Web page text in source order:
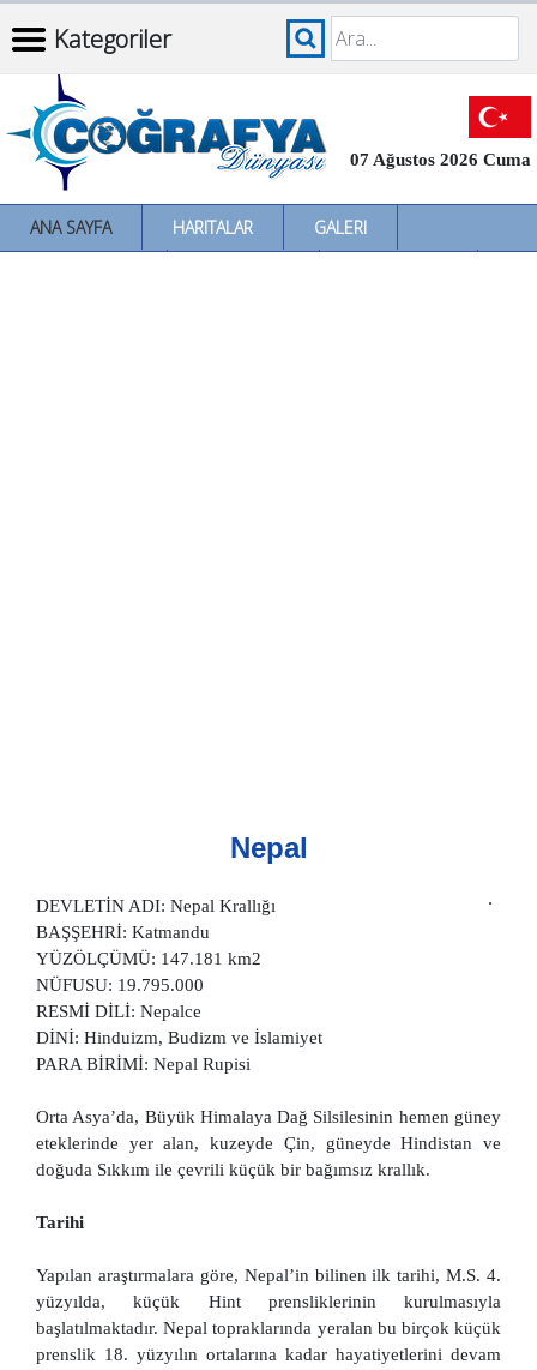
Kategoriler
07 Ağustos 2026 Cuma
ANA SAYFA HARITALAR
GALERI
Nepal
DEVLETİN ADI: Nepal Krallığı
BAŞŞEHRİ: Katmandu
YÜZÖLÇÜMÜ: 147.181 km2
NÜFUSU: 19.795.000
RESMİ DİLİ: Nepalce
DİNİ: Hinduizm, Budizm ve İslamiyet
PARA BİRİMİ: Nepal Rupisi
Orta Asya’da, Büyük Himalaya Dağ Silsilesinin hemen güney
eteklerinde yer alan, kuzeyde Çin, güneyde Hindistan ve
doğuda Sıkkım ile çevrili küçük bir bağımsız krallık.
Tarihi
Yapılan araştırmalara göre, Nepal’in bilinen ilk tarihi, M.S. 4.
yüzyılda, küçük Hint prensliklerinin kurulmasıyla
başlatılmaktadır. Nepal topraklarında yeralan bu birçok küçük
prenslik 18. yüzyılın ortalarına kadar hayatiyetlerini devam